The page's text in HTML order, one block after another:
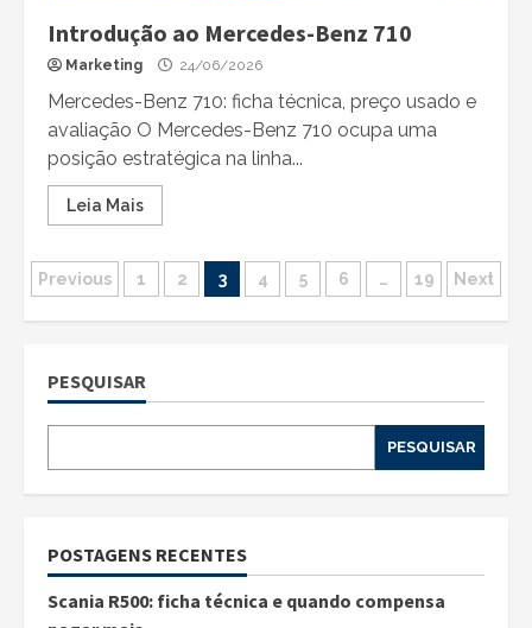
Introdução ao Mercedes-Benz 710
Marketing 24/06/2026
Mercedes-Benz 710: ficha técnica, preço usado e
avaliação O Mercedes-Benz 710 ocupa uma
posição estratégica na linha...
Leia Mais
Navegação
por
posts
Previous 1 2 3 4 5 6 … 19 Next
PESQUISAR
PESQUISAR
POSTAGENS RECENTES
Scania R500: ficha técnica e quando compensa